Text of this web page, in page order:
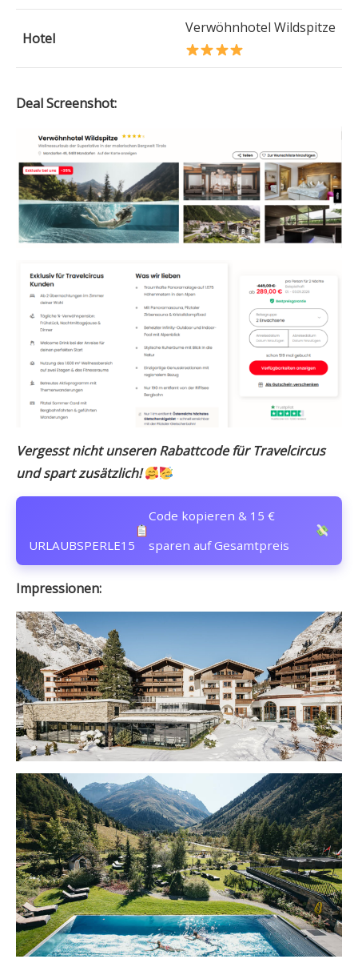
Hotel
Verwöhnhotel Wildspitze
Deal Screenshot:
Vergesst nicht unseren Rabattcode für Travelcircus
und spart zusätzlich!
URLAUBSPERLE15
Code kopieren & 15 €
sparen auf Gesamtpreis
Impressionen: